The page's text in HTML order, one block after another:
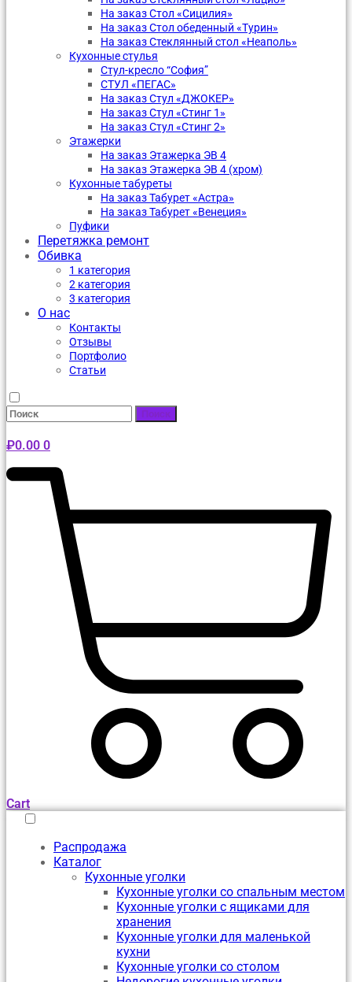
На заказ Стол «Сицилия»
На заказ Стол обеденный «Турин»
На заказ Стеклянный стол «Неаполь»
Кухонные стулья
Стул-кресло “София”
CТУЛ «ПЕГАС»
На заказ Стул «ДЖОКЕР»
На заказ Стул «Стинг 1»
На заказ Стул «Стинг 2»
Этажерки
На заказ Этажерка ЭВ 4
На заказ Этажерка ЭВ 4 (хром)
Кухонные табуреты
На заказ Табурет «Астра»
На заказ Табурет «Венеция»
Пуфики
Перетяжка ремонт
Обивка
1 категория
2 категория
3 категория
О нас
Контакты
Отзывы
Портфолио
Статьи
Поиск
₽0.00 0
Cart
Распродажа
Каталог
Кухонные уголки
Кухонные уголки со спальным местом
Кухонные уголки с ящиками для
хранения
Кухонные уголки для маленькой
кухни
Кухонные уголки со столом